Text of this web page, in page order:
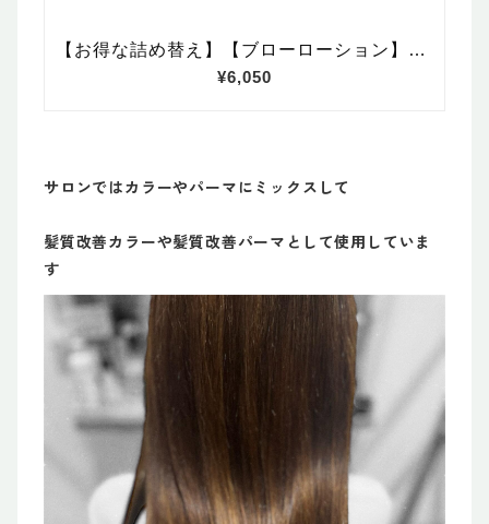
サロンではカラーやパーマにミックスして
髪質改善カラーや髪質改善パーマとして使用していま
す